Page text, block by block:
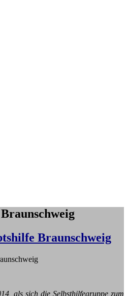
Braunschweig
als sich die Selbsthilfegruppe zum